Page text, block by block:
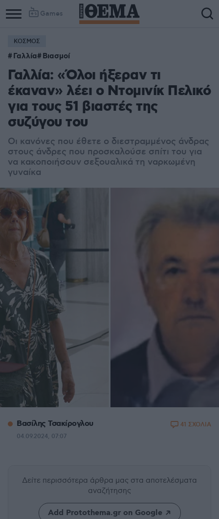
Games
ΚΟΣΜΟΣ
Γαλλία Βιασμοί
Γαλλία: «Όλοι ήξεραν τι
έκαναν» λέει ο Ντομινίκ Πελικό
για τους 51 βιαστές της
συζύγου του
Οι κανόνες που έθετε ο διεστραμμένος άνδρας
στους άνδρες που προσκαλούσε σπίτι του για
να κακοποιήσουν σεξουαλικά τη ναρκωμένη
γυναίκα
Βασίλης Τσακίρογλου
04.09.2024, 07:07
41 ΣΧΟΛΙΑ
Δείτε περισσότερα άρθρα μας στα αποτελέσματα
αναζήτησης
Add Protothema.gr on Google